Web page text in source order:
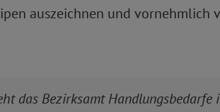
auszeichnen und vornehmlich
das Bezirksamt Handlungsbedarfe